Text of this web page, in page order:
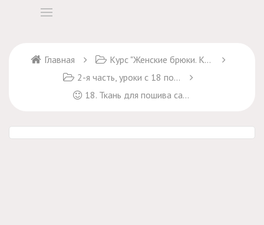
Главная
Курс "Женские брюки. Крой и пошив" + курс "Брюки Марлен"
2-я часть, уроки с 18 по 32
18. Ткань для пошива самых первых брюк